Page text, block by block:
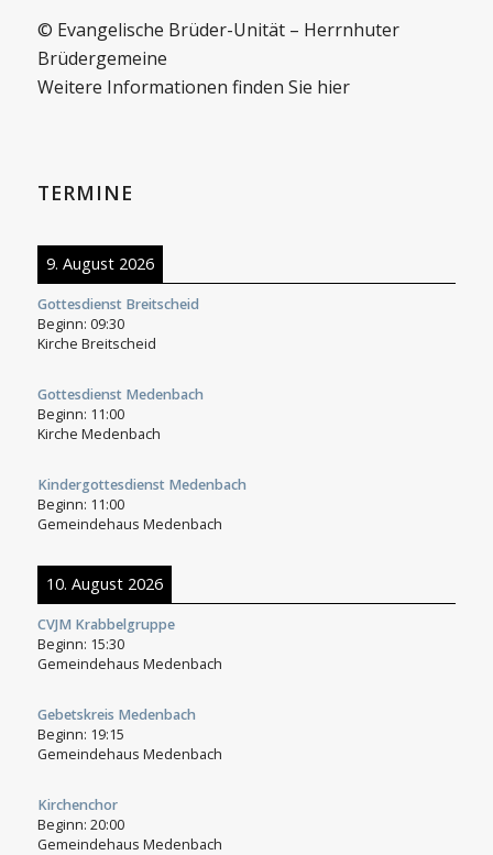
© Evangelische Brüder-Unität – Herrnhuter
Brüdergemeine
Weitere Informationen finden Sie hier
TERMINE
9. August 2026
Gottesdienst Breitscheid
Beginn: 09:30
Kirche Breitscheid
Gottesdienst Medenbach
Beginn: 11:00
Kirche Medenbach
Kindergottesdienst Medenbach
Beginn: 11:00
Gemeindehaus Medenbach
10. August 2026
CVJM Krabbelgruppe
Beginn: 15:30
Gemeindehaus Medenbach
Gebetskreis Medenbach
Beginn: 19:15
Gemeindehaus Medenbach
Kirchenchor
Beginn: 20:00
Gemeindehaus Medenbach